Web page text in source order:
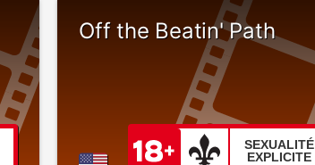
Off the Beatin' Path
SEXUALITÉ
EXPLICITE